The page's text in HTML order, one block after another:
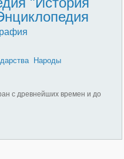
Народы
с древнейших времен и до